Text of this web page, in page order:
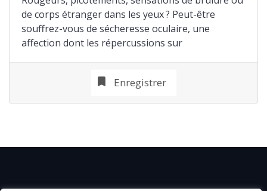
de corps étranger dans les yeux ? Peut-être
souffrez-vous de sécheresse oculaire, une
affection dont les répercussions sur
Enregistrer